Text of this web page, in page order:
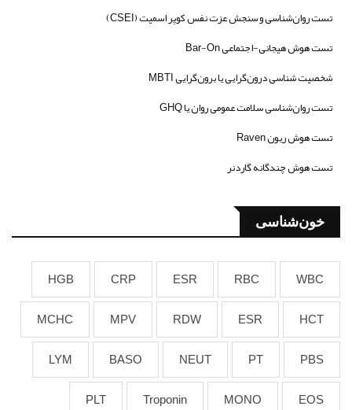
تست روان‌شناسی و سنجش عزت نفس کوپر اسمیت (CSEI)
تست هوش هیجانی-اجتماعی Bar-On
شخصیت شناسی درون‌گرایی یا برون‌گرایی MBTI
تست روان‌شناسی سلامت عمومی روان یا GHQ
تست هوش ریون Raven
تست هوش چندگانه گاردنر
خون‌شناسی
WBC
RBC
ESR
CRP
HGB
HCT
ESR
RDW
MPV
MCHC
PBS
PT
NEUT
BASO
LYM
EOS
MONO
Troponin
PLT